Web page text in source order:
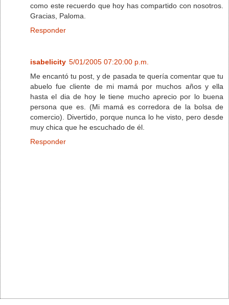
como este recuerdo que hoy has compartido con nosotros.
Gracias, Paloma.
Responder
isabelicity 5/01/2005 07:20:00 p.m.
Me encantó tu post, y de pasada te quería comentar que tu
abuelo fue cliente de mi mamá por muchos años y ella
hasta el dia de hoy le tiene mucho aprecio por lo buena
persona que es. (Mi mamá es corredora de la bolsa de
comercio). Divertido, porque nunca lo he visto, pero desde
muy chica que he escuchado de él.
Responder